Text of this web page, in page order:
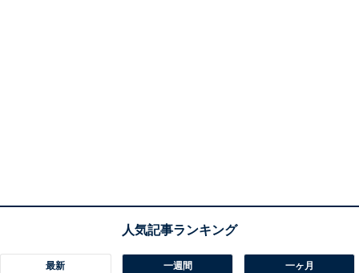
最新 一週間 一ヶ月